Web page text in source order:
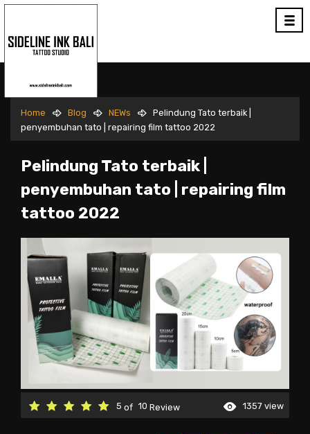
Home Blog NEWs
Pelindung Tato terbaik |
penyembuhan tato | repairing film tattoo 2022
Pelindung Tato terbaik |
penyembuhan tato | repairing film
tattoo 2022
5 of 10 Review 1357 view